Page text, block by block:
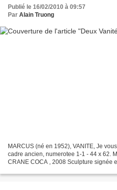
Publié le 16/02/2010 à 09:57
Par Alain Truong
MARCUS (né en 1952), VANITE, Je
cadre ancien, numerotee 1-1 - 44 x 62.
CRANE COCA , 2008 Sculpture signée